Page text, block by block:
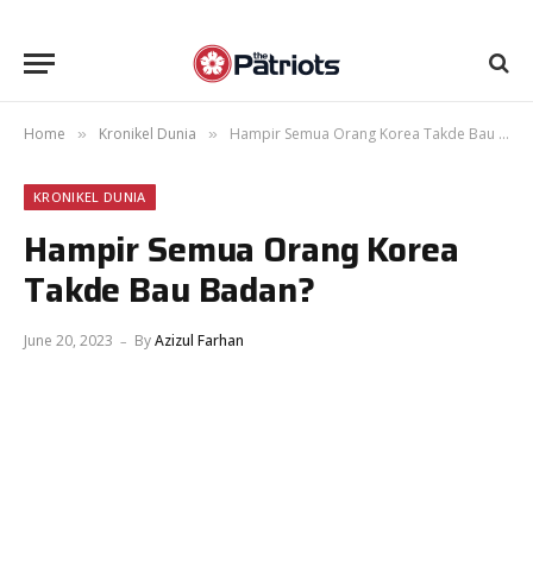
Home » Kronikel Dunia » Hampir Semua Orang Korea Takde Bau Badan?
KRONIKEL DUNIA
Hampir Semua Orang Korea
Takde Bau Badan?
June 20, 2023 ByAzizul Farhan